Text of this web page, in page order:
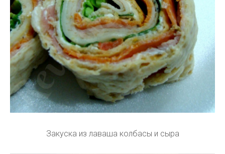
Закуска из лаваша колбасы и сыра